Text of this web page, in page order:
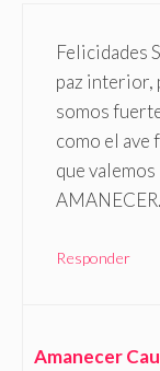
Felicidades
paz interior,
somos
como el ave
que
AMANECER.
Responder
Amanecer